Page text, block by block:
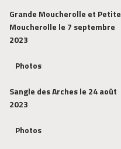
Grande Moucherolle et Petite
Moucherolle le 7 septembre
2023
Photos
Sangle des Arches le 24 août
2023
Photos